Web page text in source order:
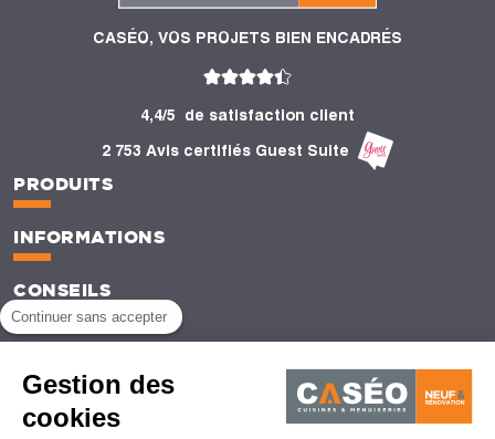
Continuer sans accepter
Gestion des
cookies
CASÉO, VOS PROJETS BIEN ENCADRÉS
4,4/5
de satisfaction client
2 753 Avis certifiés Guest Suite
PRODUITS
INFORMATIONS
CONSEILS
Mentions légales